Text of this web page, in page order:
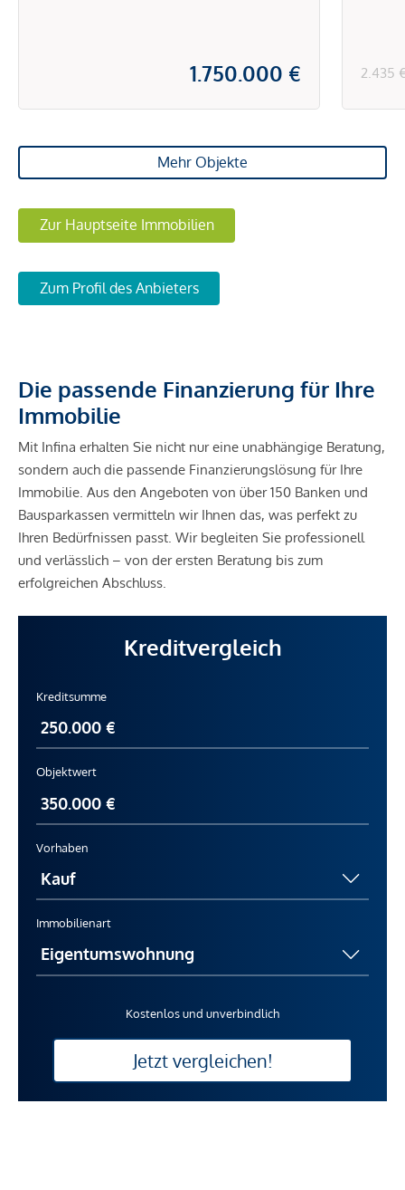
1.750.000 € 2.435
Mehr Objekte
Zur Hauptseite Immobilien
Zum Profil des Anbieters
Die passende Finanzierung für Ihre
Immobilie
Mit Infina erhalten Sie nicht nur eine unabhängige Beratung,
sondern auch die passende Finanzierungslösung für Ihre
Immobilie. Aus den Angeboten von über 150 Banken und
Bausparkassen vermitteln wir Ihnen das, was perfekt zu
Ihren Bedürfnissen passt. Wir begleiten Sie professionell
und verlässlich – von der ersten Beratung bis zum
erfolgreichen Abschluss.
Kreditvergleich
Kreditsumme
Objektwert
Vorhaben
Immobilienart
Kostenlos und unverbindlich
Jetzt vergleichen!